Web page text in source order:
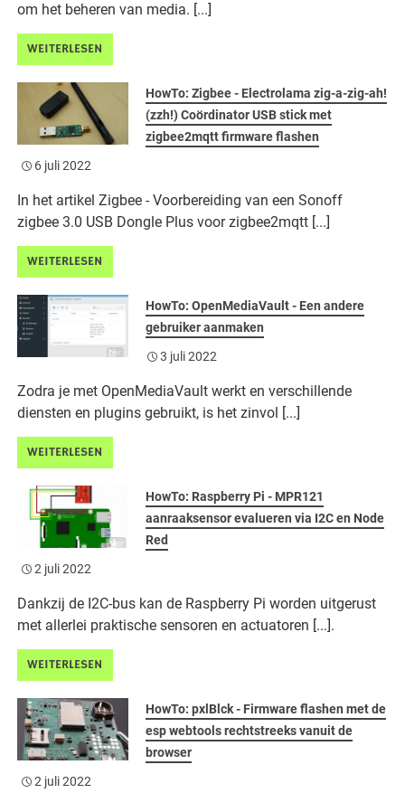
om het beheren van media. [...]
WEITERLESEN
HowTo: Zigbee - Electrolama zig-a-zig-ah!
(zzh!) Coördinator USB stick met
zigbee2mqtt firmware flashen
6 juli 2022
In het artikel Zigbee - Voorbereiding van een Sonoff
zigbee 3.0 USB Dongle Plus voor zigbee2mqtt [...]
WEITERLESEN
HowTo: OpenMediaVault - Een andere
gebruiker aanmaken
3 juli 2022
Zodra je met OpenMediaVault werkt en verschillende
diensten en plugins gebruikt, is het zinvol [...]
WEITERLESEN
HowTo: Raspberry Pi - MPR121
aanraaksensor evalueren via I2C en Node
Red
2 juli 2022
Dankzij de I2C-bus kan de Raspberry Pi worden uitgerust
met allerlei praktische sensoren en actuatoren [...].
WEITERLESEN
HowTo: pxlBlck - Firmware flashen met de
esp webtools rechtstreeks vanuit de
browser
2 juli 2022